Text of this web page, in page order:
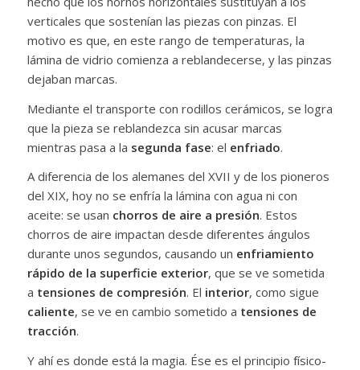
verticales que sostenían las piezas con pinzas. El
motivo es que, en este rango de temperaturas, la
lámina de vidrio comienza a reblandecerse, y las pinzas
dejaban marcas.
Mediante el transporte con rodillos cerámicos, se logra
que la pieza se reblandezca sin acusar marcas
mientras pasa a la segunda fase: el enfriado.
A diferencia de los alemanes del XVII y de los pioneros
del XIX, hoy no se enfría la lámina con agua ni con
aceite: se usan chorros de aire a presión. Estos
chorros de aire impactan desde diferentes ángulos
durante unos segundos, causando un enfriamiento
rápido de la superficie exterior, que se ve sometida
a tensiones de compresión. El interior, como sigue
caliente, se ve en cambio sometido a tensiones de
tracción.
Y ahí es donde está la magia. Ése es el principio físico-